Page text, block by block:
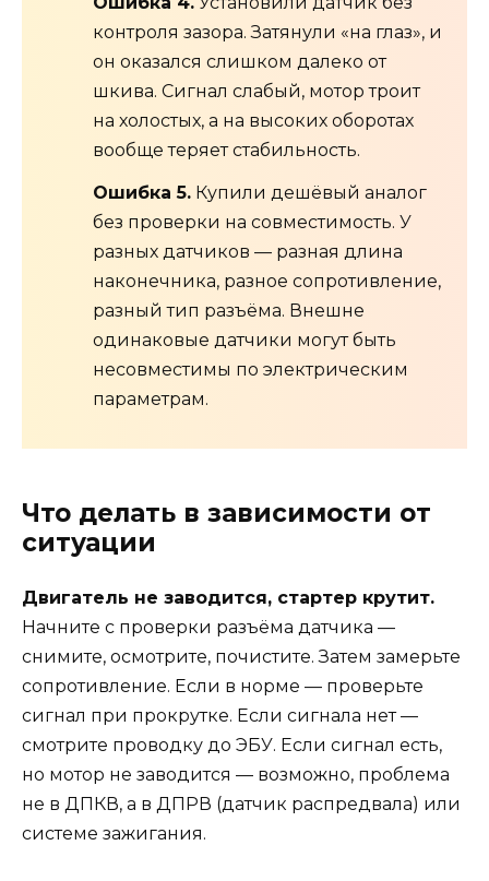
контроля зазора. Затянули «на глаз», и
он оказался слишком далеко от
шкива. Сигнал слабый, мотор троит
на холостых, а на высоких оборотах
вообще теряет стабильность.
Ошибка 5. Купили дешёвый аналог
без проверки на совместимость. У
разных датчиков — разная длина
наконечника, разное сопротивление,
разный тип разъёма. Внешне
одинаковые датчики могут быть
несовместимы по электрическим
параметрам.
Что делать в зависимости от
ситуации
Двигатель не заводится, стартер крутит.
Начните с проверки разъёма датчика —
снимите, осмотрите, почистите. Затем замерьте
сопротивление. Если в норме — проверьте
сигнал при прокрутке. Если сигнала нет —
смотрите проводку до ЭБУ. Если сигнал есть,
но мотор не заводится — возможно, проблема
не в ДПКВ, а в ДПРВ (датчик распредвала) или
системе зажигания.